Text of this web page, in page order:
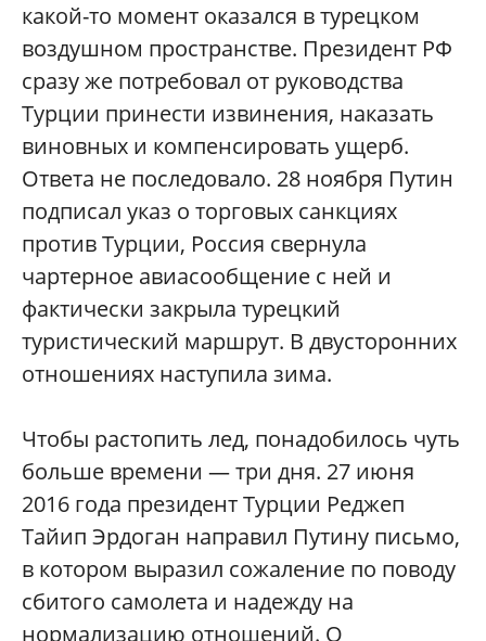
какой-то момент оказался в турецком
воздушном пространстве. Президент РФ
сразу же потребовал от руководства
Турции принести извинения, наказать
виновных и компенсировать ущерб.
Ответа не последовало. 28 ноября Путин
подписал указ о торговых санкциях
против Турции, Россия свернула
чартерное авиасообщение с ней и
фактически закрыла турецкий
туристический маршрут. В двусторонних
отношениях наступила зима.
Чтобы растопить лед, понадобилось чуть
больше времени — три дня. 27 июня
2016 года президент Турции Реджеп
Тайип Эрдоган направил Путину письмо,
в котором выразил сожаление по поводу
сбитого самолета и надежду на
нормализацию отношений. О